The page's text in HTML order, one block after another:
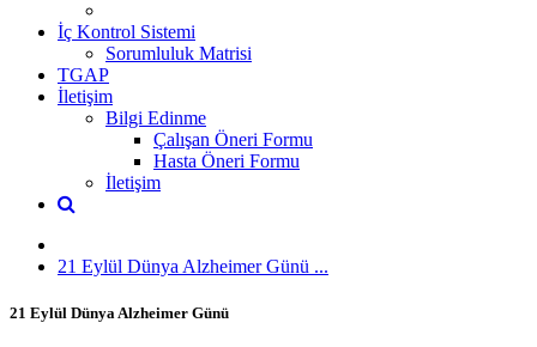
İç Kontrol Sistemi
Sorumluluk Matrisi
TGAP
İletişim
Bilgi Edinme
Çalışan Öneri Formu
Hasta Öneri Formu
İletişim
21 Eylül Dünya Alzheimer Günü ...
21 Eylül Dünya Alzheimer Günü